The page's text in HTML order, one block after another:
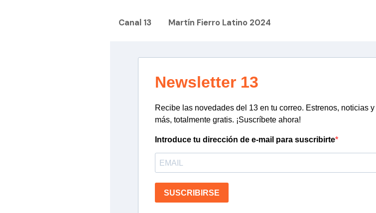
Canal 13 Martín Fierro Latino 2024
Newsletter 13
Recibe las novedades del 13 en tu correo. Estrenos, noticias y
más, totalmente gratis. ¡Suscríbete ahora!
Introduce tu dirección de e-mail para suscribirte
SUSCRIBIRSE